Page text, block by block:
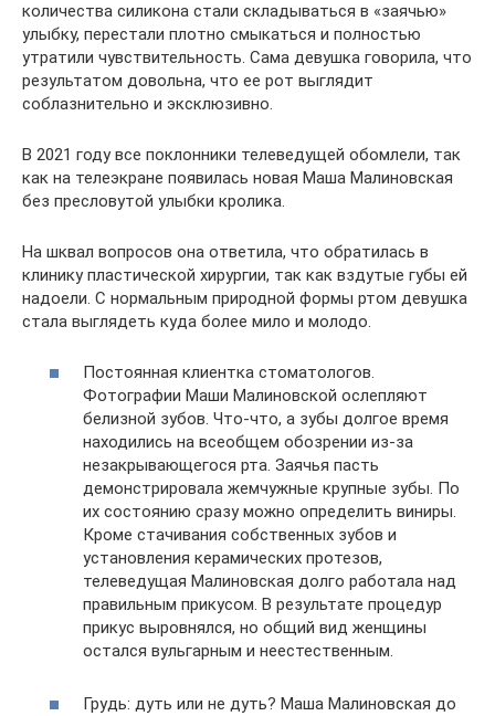
количества силикона стали складываться в «заячью»
улыбку, перестали плотно смыкаться и полностью
утратили чувствительность. Сама девушка говорила, что
результатом довольна, что ее рот выглядит
соблазнительно и эксклюзивно.
В 2021 году все поклонники телеведущей обомлели, так
как на телеэкране появилась новая Маша Малиновская
без пресловутой улыбки кролика.
На шквал вопросов она ответила, что обратилась в
клинику пластической хирургии, так как вздутые губы ей
надоели. С нормальным природной формы ртом девушка
стала выглядеть куда более мило и молодо.
Постоянная клиентка стоматологов.
Фотографии Маши Малиновской ослепляют
белизной зубов. Что-что, а зубы долгое время
находились на всеобщем обозрении из-за
незакрывающегося рта. Заячья пасть
демонстрировала жемчужные крупные зубы. По
их состоянию сразу можно определить виниры.
Кроме стачивания собственных зубов и
установления керамических протезов,
телеведущая Малиновская долго работала над
правильным прикусом. В результате процедур
прикус выровнялся, но общий вид женщины
остался вульгарным и неестественным.
Грудь: дуть или не дуть? Маша Малиновская до